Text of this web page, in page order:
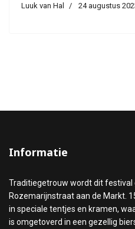
Luuk van Hal 24 augustus
Informatie
Traditiegetrouw wordt dit festival
Rozemarijnstraat aan de Markt.
in speciale tentjes en kramen,
is omgetoverd in een gezellig